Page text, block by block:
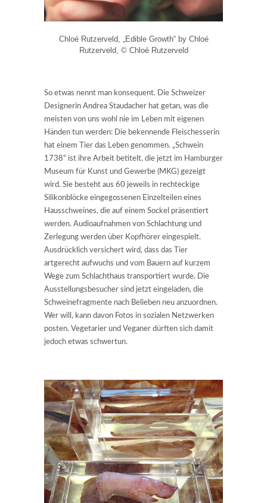
Chloé Rutzerveld, „Edible Growth“ by Chloé
Rutzerveld, © Chloé Rutzerveld
So etwas nennt man konsequent. Die Schweizer
Designerin Andrea Staudacher hat getan, was die
meisten von uns wohl nie im Leben mit eigenen
Händen tun werden: Die bekennende Fleischesserin
hat einem Tier das Leben genommen. „Schwein
1738“ ist ihre Arbeit betitelt, die jetzt im Hamburger
Museum für Kunst und Gewerbe (MKG) gezeigt
wird. Sie besteht aus 60 jeweils in rechteckige
Silikonblöcke eingegossenen Einzelteilen eines
Hausschweines, die auf einem Sockel präsentiert
werden. Audioaufnahmen von Schlachtung und
Zerlegung werden über Kopfhörer eingespielt.
Ausdrücklich versichert wird, dass das Tier
artgerecht aufwuchs und vom Bauern auf kurzem
Wege zum Schlachthaus transportiert wurde. Die
Ausstellungsbesucher sind jetzt eingeladen, die
Schweinefragmente nach Belieben neu anzuordnen.
Wer will, kann davon Fotos in sozialen Netzwerken
posten. Vegetarier und Veganer dürften sich damit
jedoch etwas schwertun.